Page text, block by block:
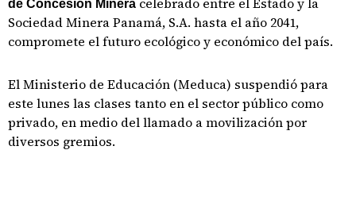
de Concesión Minera
Sociedad Minera Panamá, S.A. hasta el año 2041,
compromete el futuro ecológico y económico del país.
El Ministerio de Educación (Meduca) suspendió para
este lunes las clases tanto en el sector público como
privado, en medio del llamado a movilización por
diversos gremios.